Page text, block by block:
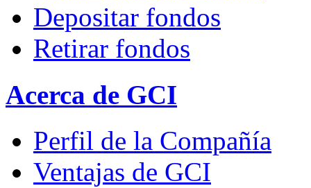
Depositar fondos
Retirar fondos
Acerca de GCI
Perfil de la Compañía
Ventajas de GCI